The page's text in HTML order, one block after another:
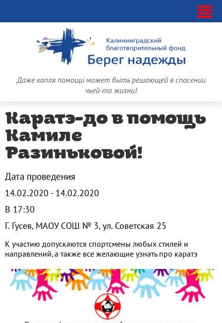
Даже капля помощи может быть решающей в спасении
чьей-то жизни!
Каратэ-до в помощь
Камиле
Разиньковой!
Дата проведения
14.02.2020 - 14.02.2020
В 17:30
Г. Гусев, МАОУ СОШ № 3, ул. Советская 25
К участию допускаются спортсмены любых стилей и
направлений, а также все желающие узнать про каратэ